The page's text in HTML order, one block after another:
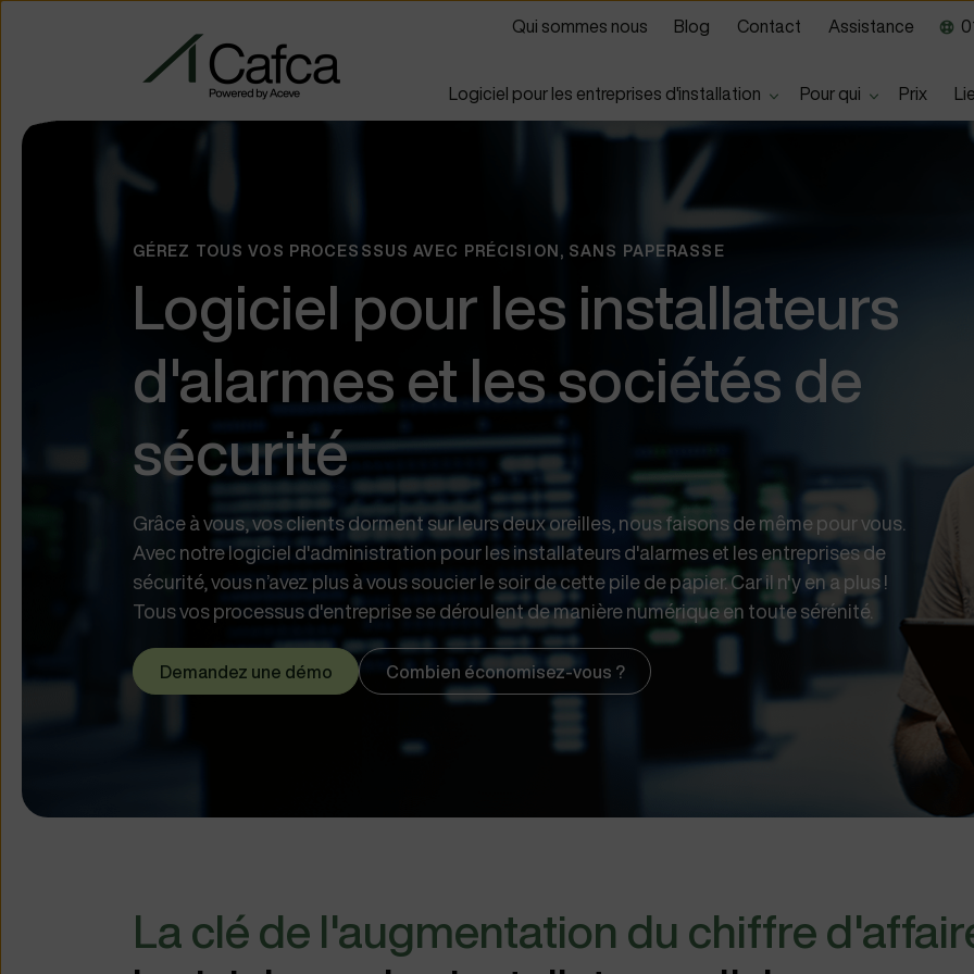
Qui sommes nous Blog Contact Assistance
Logiciel pour les entreprises d'installation Show submenu for
Pour qui ShowPrix
GÉREZ TOUS VOS PROCESSSUS AVEC PRÉCISION, SANS PAPERASSE
Logiciel pour les installateurs
d'alarmes et les sociétés de
sécurité
Grâce à vous, vos clients dorment sur leurs deux oreilles, nous faisons de même pour vous.
Avec notre logiciel d'administration pour les installateurs d'alarmes et les entreprises de
sécurité, vous n’avez plus à vous soucier le soir de cette pile de papier. Car il n'y en a plus !
Tous vos processus d'entreprise se déroulent de manière numérique en toute sérénité.
Demandez une démo Combien économisez-vous ?
La clé de l'augmentation du chiffre